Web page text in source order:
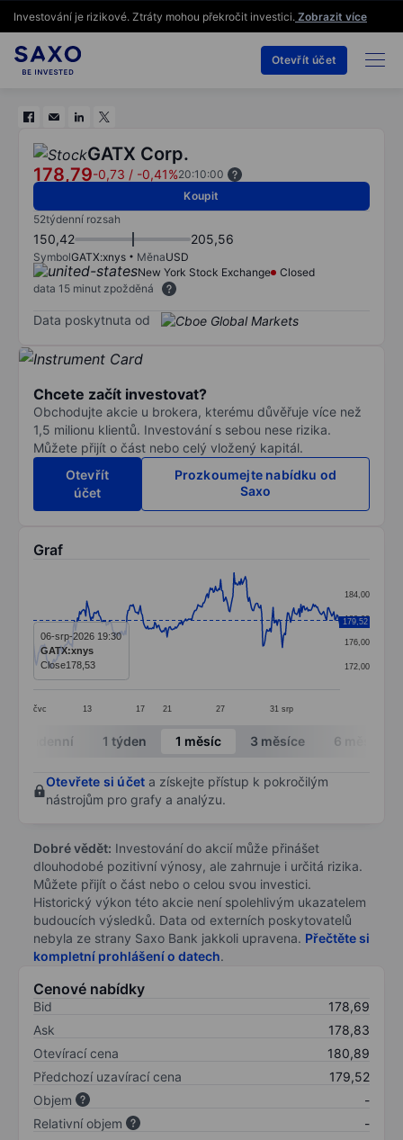
Investování je rizikové. Ztráty mohou překročit investici. Zobrazit více
Otevřít účet
GATX Corp.
178,79-0,73 / -0,41%20:10:00
Koupit
52týdenní rozsah
150,42 205,56
SymbolGATX:xnys MěnaUSD
New York Stock Exchange
Closed
data 15 minut zpožděná
Data poskytnuta od
Chcete začít investovat?
Obchodujte akcie u brokera, kterému důvěřuje více než
1,5 milionu klientů. Investování s sebou nese rizika.
Můžete přijít o část nebo celý vložený kapitál.
Otevřít
účet
Prozkoumejte nabídku od
Saxo
Graf
Line chart with 299 data points.
The chart has 1 X axis displaying categories.
The chart has 1 Y axis displaying values. Data ranges
čvc 13 17 21 27 31 srp
172,00
176,00
180,00
184,00
179,52
06-srp-2026 19:30
GATX:xnys
Close178,53
End of interactive chart.
Intradenní 1 týden 1 měsíc 3 měsíce 6 měsíců
Otevřete si účet a získejte přístup k pokročilým
nástrojům pro grafy a analýzu.
Dobré vědět: Investování do akcií může přinášet
dlouhodobé pozitivní výnosy, ale zahrnuje i určitá rizika.
Můžete přijít o část nebo o celou svou investici.
Historický výkon této akcie není spolehlivým ukazatelem
budoucích výsledků. Data od externích poskytovatelů
nebyla ze strany Saxo Bank jakkoli upravena. Přečtěte si
kompletní prohlášení o datech.
Cenové nabídky
Bid
178,69
Ask
178,83
Otevírací cena
180,89
Předchozí uzavírací cena
179,52
Objem
-
Relativní objem
-